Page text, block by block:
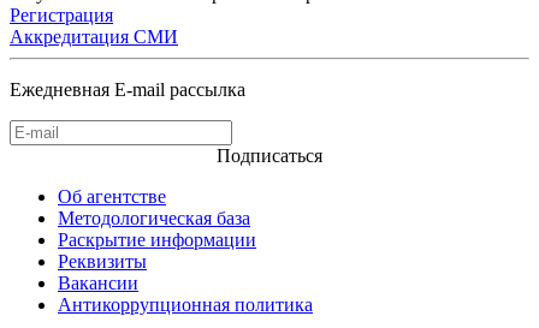
Регистрация
Аккредитация СМИ
Ежедневная E-mail рассылка
Подписаться
Об агентстве
Методологическая база
Раскрытие информации
Реквизиты
Вакансии
Антикоррупционная политика